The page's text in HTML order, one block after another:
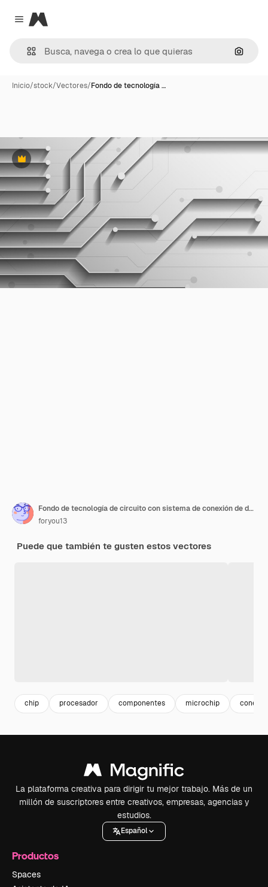
Close menu
Magnific
Inicio/stock/Vectores/Fondo de tecnología …
Premium
Fondo de tecnología de circuito con sistema de conexión de datos digitales de alta tecnología y diseño electrónico de computadora
foryou13
Puede que también te gusten estos vectores
chip procesador componentes microchip
La plataforma creativa para dirigir tu mejor trabajo. Más de un
millón de suscriptores entre creativos, empresas, agencias y
estudios.
Español
Productos
Spaces